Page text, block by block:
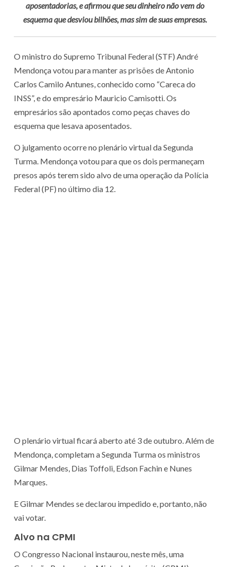
aposentadorias, e afirmou que seu dinheiro não vem do
esquema que desviou bilhões, mas sim de suas empresas.
O ministro do Supremo Tribunal Federal (STF) André
Mendonça votou para manter as prisões de Antonio
Carlos Camilo Antunes, conhecido como “Careca do
INSS”, e do empresário Mauricio Camisotti. Os
empresários são apontados como peças chaves do
esquema que lesava aposentados.
O julgamento ocorre no plenário virtual da Segunda
Turma. Mendonça votou para que os dois permaneçam
presos após terem sido alvo de uma operação da Polícia
Federal (PF) no último dia 12.
O plenário virtual ficará aberto até 3 de outubro. Além de
Mendonça, completam a Segunda Turma os ministros
Gilmar Mendes, Dias Toffoli, Edson Fachin e Nunes
Marques.
E Gilmar Mendes se declarou impedido e, portanto, não
vai votar.
Alvo na CPMI
O Congresso Nacional instaurou, neste mês, uma